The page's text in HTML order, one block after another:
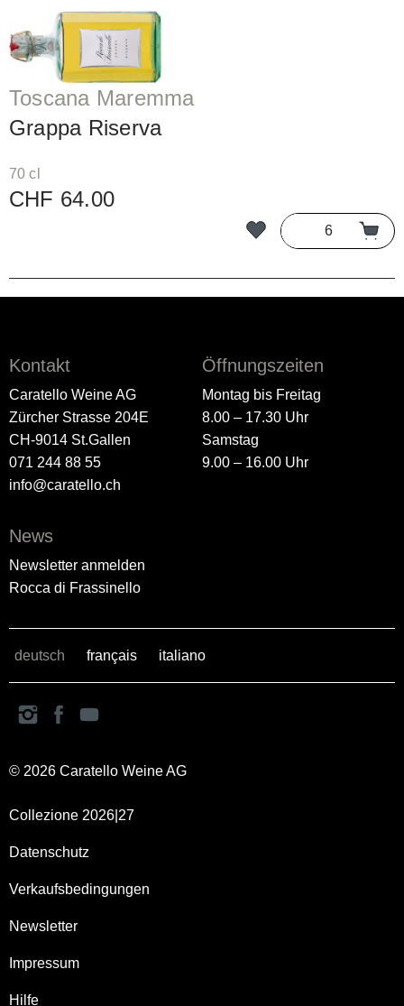
Toscana Maremma
Grappa Riserva
70 cl
CHF 64.00
Kontakt
Caratello Weine AG
Zürcher Strasse 204E
CH-9014 St.Gallen
071 244 88 55
info@caratello.ch
Öffnungszeiten
Montag bis Freitag
8.00 – 17.30 Uhr
Samstag
9.00 – 16.00 Uhr
News
Newsletter anmelden
Rocca di Frassinello
deutsch français italiano
© 2026 Caratello Weine AG
Collezione 2026|27
Datenschutz
Verkaufsbedingungen
Newsletter
Impressum
Hilfe